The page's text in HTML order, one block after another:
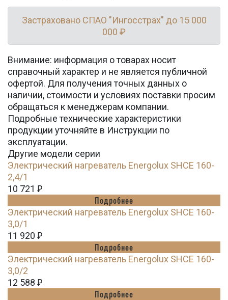
Застраховано СПАО "Ингосстрах" до 15 000
000 ₽
Внимание: информация о товарах носит
справочный характер и не является публичной
офертой. Для получения точных данных о
наличии, стоимости и условиях поставки просим
обращаться к менеджерам компании.
Подробные технические характеристики
продукции уточняйте в Инструкции по
эксплуатации.
Другие модели серии
Электрический нагреватель Energolux SHCE 160-
2,4/1
10 721 Ꝑ
Подробнее
Электрический нагреватель Energolux SHCE 160-
3,0/1
11 920 Ꝑ
Подробнее
Электрический нагреватель Energolux SHCE 160-
3,0/2
12 588 Ꝑ
Подробнее